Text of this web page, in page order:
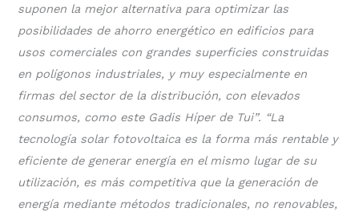
suponen la mejor alternativa para optimizar las
posibilidades de ahorro energético en edificios para
usos comerciales con grandes superficies construidas
en polígonos industriales, y muy especialmente en
firmas del sector de la distribución, con elevados
consumos, como este Gadis Híper de Tui”. “La
tecnología solar fotovoltaica es la forma más rentable y
eficiente de generar energía en el mismo lugar de su
utilización, es más competitiva que la generación de
energía mediante métodos tradicionales, no renovables,